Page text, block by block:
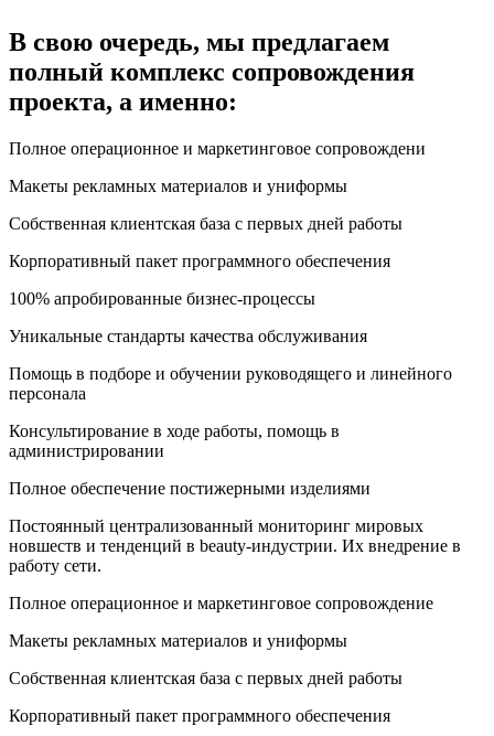
В свою очередь, мы предлагаем
полный комплекс сопровождения
проекта, а именно:
Полное операционное и маркетинговое сопровождени
Макеты рекламных материалов и униформы
Собственная клиентская база с первых дней работы
Корпоративный пакет программного обеспечения
100% апробированные бизнес-процессы
Уникальные стандарты качества обслуживания
Помощь в подборе и обучении руководящего и линейного
персонала
Консультирование в ходе работы, помощь в
администрировании
Полное обеспечение постижерными изделиями
Постоянный централизованный мониторинг мировых
новшеств и тенденций в beauty-индустрии. Их внедрение в
работу сети.
Полное операционное и маркетинговое сопровождение
Макеты рекламных материалов и униформы
Собственная клиентская база с первых дней работы
Корпоративный пакет программного обеспечения